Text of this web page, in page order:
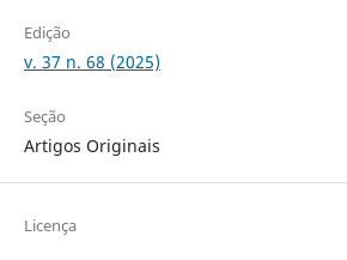
Edição
v. 37 n. 68 (2025)
Seção
Artigos Originais
Licença